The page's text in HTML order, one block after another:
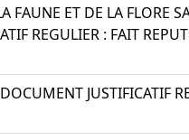
ET DE LA FLORE
REGULIER : FAIT
JUSTIFICATIF